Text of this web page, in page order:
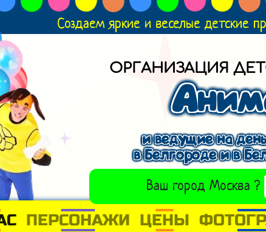
Создаем яркие и веселые
ОРГАНИЗАЦИЯ
и ведущие на
в Белгороде и в
Ваш город Москва ?
ВЫБРАТЬ
(CURRENT)
ПЕРСОНАЖИ ЦЕНЫ